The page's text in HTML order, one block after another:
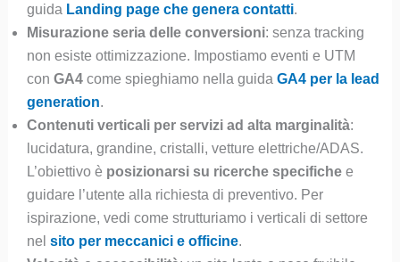
guida Landing page che genera contatti.
Misurazione seria delle conversioni: senza tracking
non esiste ottimizzazione. Impostiamo eventi e UTM
con GA4come spieghiamo nella guida GA4 per la lead
generation.
Contenuti verticali per servizi ad alta marginalità:
lucidatura, grandine, cristalli, vetture elettriche/ADAS.
L’obiettivo è posizionarsi su ricerche specifichee
guidare l’utente alla richiesta di preventivo. Per
ispirazione, vedi come strutturiamo i verticali di settore
nel sito per meccanici e officine.